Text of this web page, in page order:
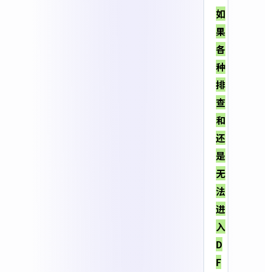
如
果
各
种
排
查
和
还
是
无
法
进
入
D
F